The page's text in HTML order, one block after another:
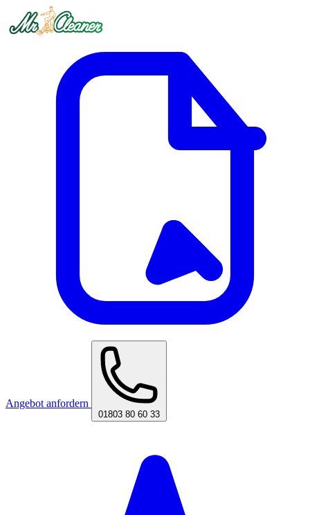
Angebot anfordern
01803 80 60 33